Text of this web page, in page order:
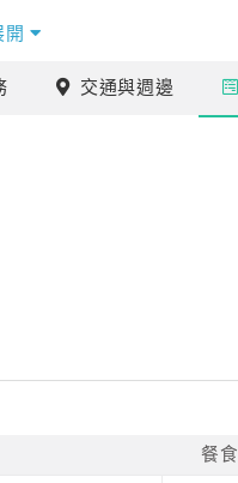
開
交通與週邊
餐食